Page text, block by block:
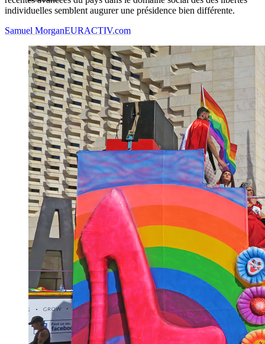
individuelles semblent augurer une présidence bien différente.
Samuel MorganEURACTIV.com